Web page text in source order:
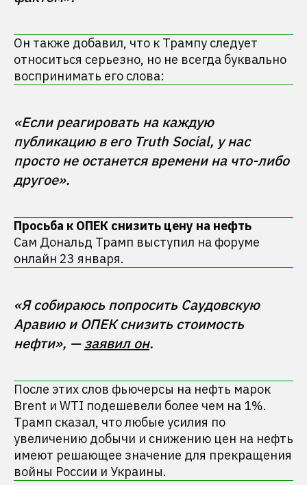
Он также добавил, что к Трампу следует
относиться серьезно, но не всегда буквально
воспринимать его слова:
«Если реагировать на каждую
публикацию в его Truth Social, у нас
просто не останется времени на что-либо
Просьба к ОПЕК снизить цену на нефть
Сам Дональд Трамп выступил на форуме
онлайн 23 января.
«Я собираюсь попросить Саудовскую
Аравию и ОПЕК снизить стоимость
нефти», — заявил он
После этих слов фьючерсы на нефть марок
Brent и WTI подешевели более чем на 1%.
Трамп сказал, что любые усилия по
увеличению добычи и снижению цен на нефть
имеют решающее значение для прекращения
войны России и Украины.